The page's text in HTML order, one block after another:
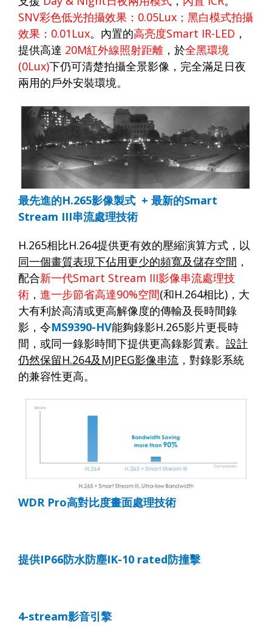
SNV彩色低光拍攝效果： 0.05Lux ；黑白模式拍攝
效果： 0.01Lux。 內置的高亮度Smart IR-LED ，
提供高達 20M紅外線照射距離 ，於全黑環境
(0Lux)下仍可清楚拍攝全景影像，完全滿足日夜
兩用的戶外安裝環境。
最先進的H.265影像製式 + 最新的Smart
Stream III串流處理技術
H.265相比H.264提供更有效的壓縮演算方式，以
同一個畫質表現下佔用更少的頻寬及儲存空間 ，
配合新一代Smart Stream III影像串流處理技
術 ， 進一步節省高達90%空間(和H.264相比) ，大
大有利於高清或更高解像度的傳輸及長時間錄
影，令MS9390-HV能夠錄影H.265影片更長時
間，或同一錄影時間下提供更高錄影質素。 設計
仍然保留H.264及 MJPEG影像串流 ，對錄影系統
的兼容性更高。
WDR Pro高對比度畫面處理技術
提供IP66防水防塵IK-10 rated防撞擊
4-stream影音引擎